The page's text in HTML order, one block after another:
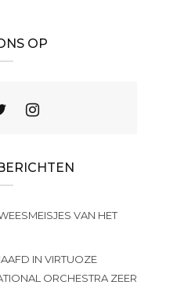
OP
VAN HET
IN VIRTUOZE
ORCHESTRA ZEER